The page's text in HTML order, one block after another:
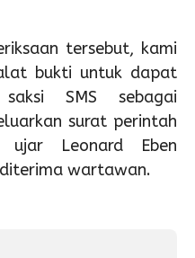
tersebut, kami
bukti untuk dapat
SMS sebagai
surat perintah
ujar Leonard Eben
wartawan.